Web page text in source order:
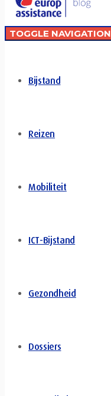
TOGGLE NAVIGATION
Bijstand
Reizen
Mobiliteit
ICT-Bijstand
Gezondheid
Dossiers